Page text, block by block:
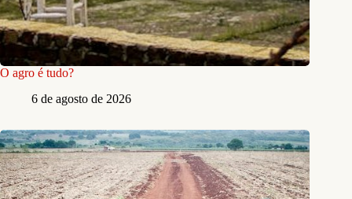
O agro é tudo?
6 de agosto de 2026